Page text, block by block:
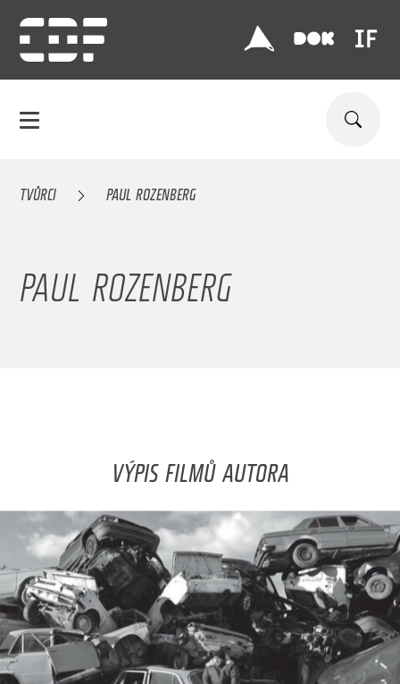
TVŮRCI PAUL ROZENBERG
PAUL ROZENBERG
VÝPIS FILMŮ AUTORA